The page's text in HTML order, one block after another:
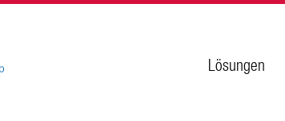
Lösungen